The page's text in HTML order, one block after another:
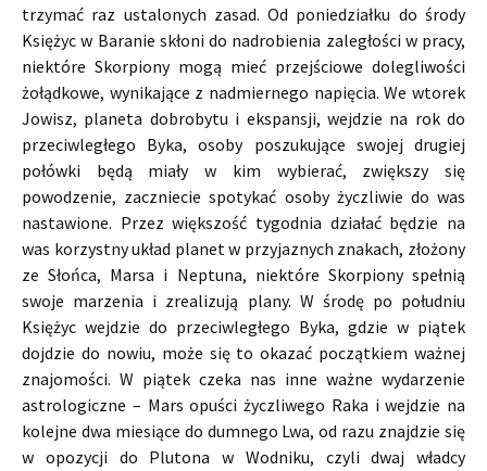
trzymać raz ustalonych zasad. Od poniedziałku do środy
Księżyc w Baranie skłoni do nadrobienia zaległości w pracy,
niektóre Skorpiony mogą mieć przejściowe dolegliwości
żołądkowe, wynikające z nadmiernego napięcia. We wtorek
Jowisz, planeta dobrobytu i ekspansji, wejdzie na rok do
przeciwległego Byka, osoby poszukujące swojej drugiej
połówki będą miały w kim wybierać, zwiększy się
powodzenie, zaczniecie spotykać osoby życzliwie do was
nastawione. Przez większość tygodnia działać będzie na
was korzystny układ planet w przyjaznych znakach, złożony
ze Słońca, Marsa i Neptuna, niektóre Skorpiony spełnią
swoje marzenia i zrealizują plany. W środę po południu
Księżyc wejdzie do przeciwległego Byka, gdzie w piątek
dojdzie do nowiu, może się to okazać początkiem ważnej
znajomości. W piątek czeka nas inne ważne wydarzenie
astrologiczne – Mars opuści życzliwego Raka i wejdzie na
kolejne dwa miesiące do dumnego Lwa, od razu znajdzie się
w opozycji do Plutona w Wodniku, czyli dwaj władcy